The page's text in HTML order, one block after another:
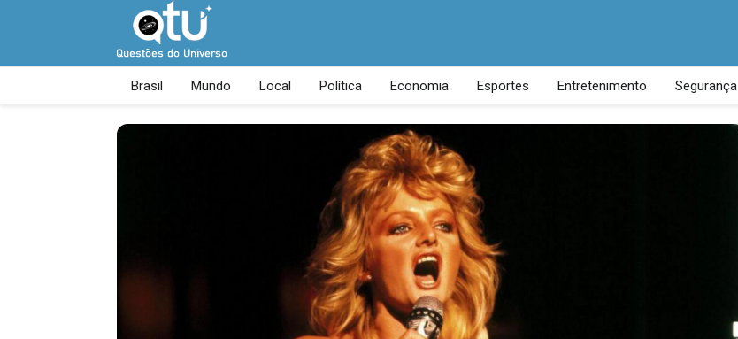
Brasil Mundo Local Política Economia Esportes Entretenimento Segurança